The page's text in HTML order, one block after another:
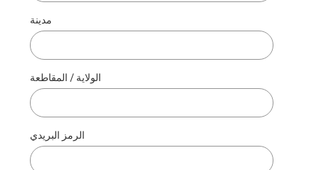
مدينة
الولاية / المقاطعة
الرمز البريدي